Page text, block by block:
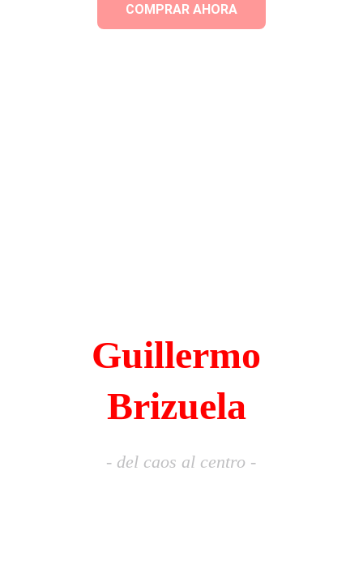
COMPRAR AHORA
Guillermo
Brizuela
- del caos al centro -